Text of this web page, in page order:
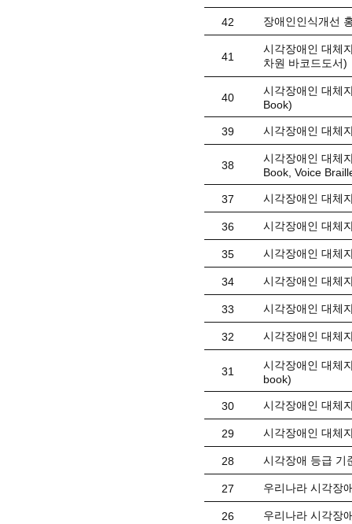
42 장애인인식개선
41
시각장애인 대체
차원 바코드도서)
40
시각장애인 대체
Book)
39 시각장애인 대체
38
시각장애인 대체
Book, Voice
37 시각장애인 대체
36 시각장애인 대체
35 시각장애인 대체
34 시각장애인 대체
33 시각장애인 대체
32 시각장애인 대체
31
시각장애인 대체
book)
30 시각장애인 대체
29 시각장애인 대체
28 시각장애 등급 기
27 우리나라 시각장
26 우리나라 시각장